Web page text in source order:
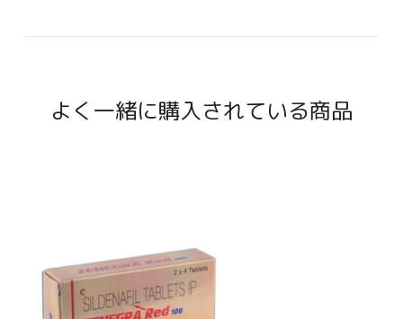
よく一緒に購入されている商品